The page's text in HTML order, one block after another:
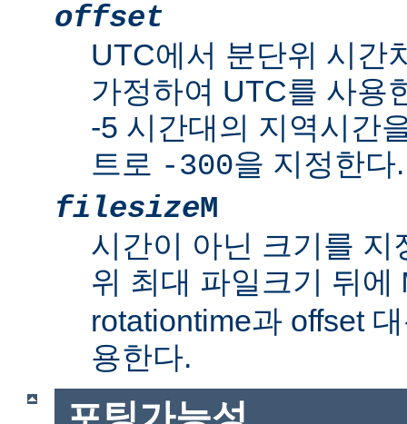
offset
UTC에서 분단위 시간
가정하여 UTC를 사용
-5 시간대의 지역시간
트로 -300을 지정한다.
filesizeM
시간이 아닌 크기를
위 최대 파일크기 뒤에
rotationtime과 offset
용한다.